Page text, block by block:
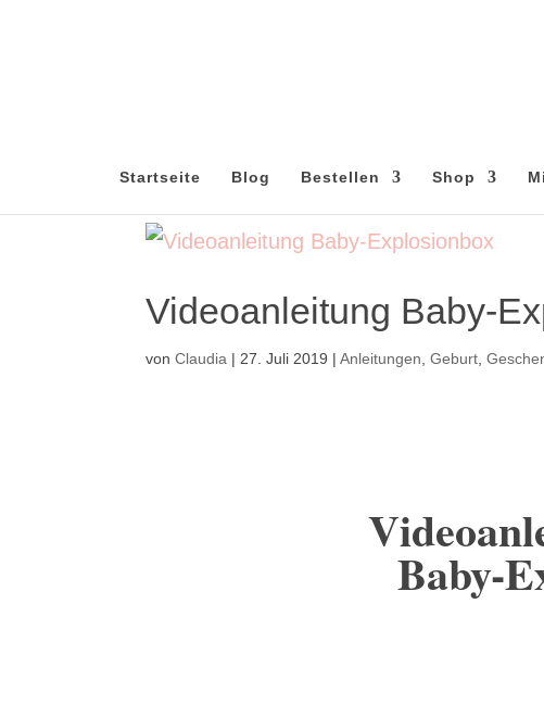
Startseite Blog Bestellen Shop
Videoanleitung Baby-
vonClaudia | 27. Juli 2019 |Anleitungen ,Geburt ,
Baby-